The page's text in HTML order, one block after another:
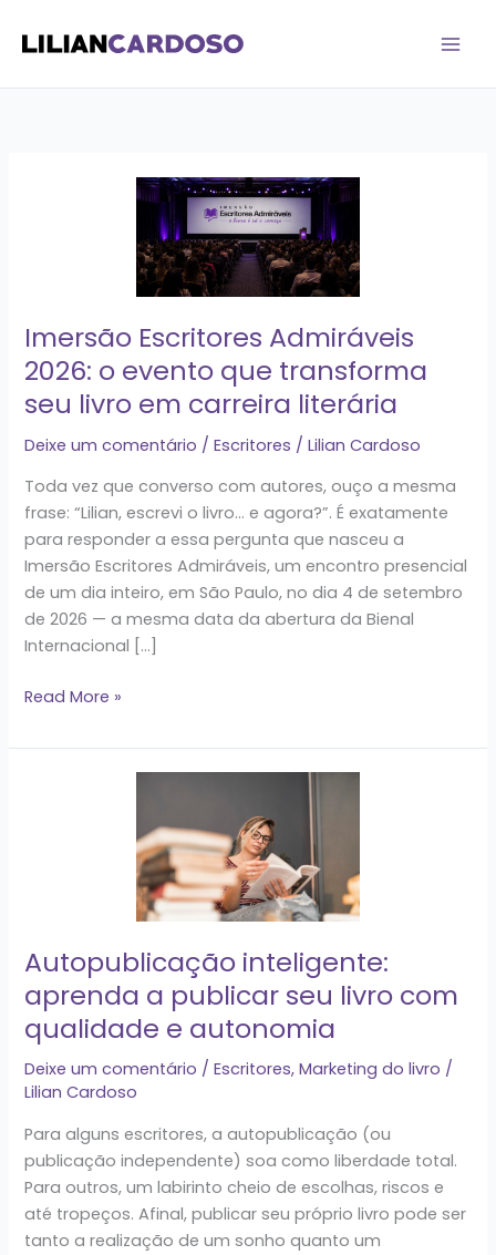
para
conteúdo
Imersão Escritores Admiráveis
2026: o evento que transforma
seu livro em carreira literária
Deixe um comentário /Escritores /Lilian Cardoso
Toda vez que converso com autores, ouço a mesma
frase: “Lilian, escrevi o livro… e agora?”. É exatamente
para responder a essa pergunta que nasceu a
Imersão Escritores Admiráveis, um encontro presencial
de um dia inteiro, em São Paulo, no dia 4 de setembro
de 2026 — a mesma data da abertura da Bienal
Internacional […]
que
transforma
seu
em
carreira
literária
Read More »
Autopublicação inteligente:
aprenda a publicar seu livro com
qualidade e autonomia
Deixe um comentário /Escritores,Marketing do livro /
Lilian Cardoso
Para alguns escritores, a autopublicação (ou
publicação independente) soa como liberdade total.
Para outros, um labirinto cheio de escolhas, riscos e
até tropeços. Afinal, publicar seu próprio livro pode ser
tanto a realização de um sonho quanto um
com
qualidade
e
autonomia